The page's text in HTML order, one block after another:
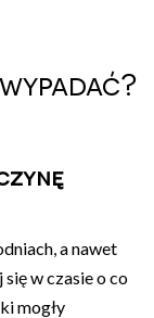
a nawet
w czasie o co
mogły